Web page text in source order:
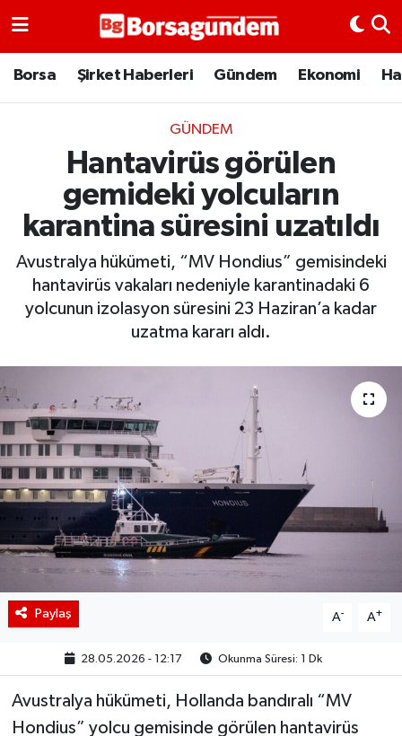
Borsa Şirket Haberleri Gündem Ekonomi
GÜNDEM
Hantavirüs görülen
gemideki yolcuların
karantina süresini uzatıldı
Avustralya hükümeti, “MV Hondius” gemisindeki
hantavirüs vakaları nedeniyle karantinadaki 6
yolcunun izolasyon süresini 23 Haziran’a kadar
uzatma kararı aldı.
Paylaş A- A+
28.05.2026 - 12:17 Okunma Süresi: 1 Dk
Avustralya hükümeti, Hollanda bandıralı “MV
Hondius” yolcu gemisinde görülen hantavirüs
Borsa
Emtia
Galeri
Şirket Haberleri
BIST 100 Isı Haritası
Coin Isı Haritası
Ekonomik Takvim
Kiripto Para Piyasası
Gizlilik Sözleşmesi
Hakkımızda
İletişim